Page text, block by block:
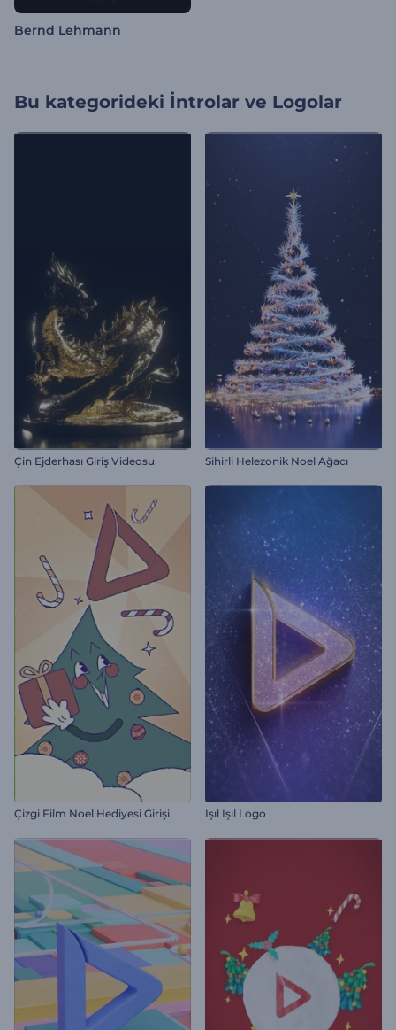
Bernd Lehmann
Bu kategorideki İntrolar ve Logolar
Çin Ejderhası Giriş Videosu Sihirli Helezonik Noel Ağacı
Çizgi Film Noel Hediyesi Girişi Işıl Işıl Logo